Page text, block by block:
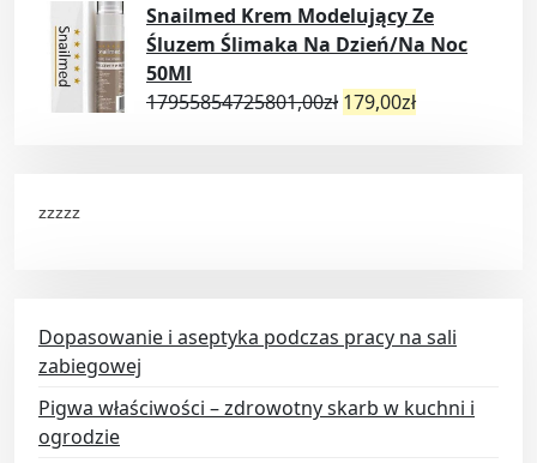
Snailmed Krem Modelujący Ze
Śluzem Ślimaka Na Dzień/Na Noc
50Ml
17955854725801,00zł 179,00zł
zzzzz
Dopasowanie i aseptyka podczas pracy na sali
zabiegowej
Pigwa właściwości – zdrowotny skarb w kuchni i
ogrodzie